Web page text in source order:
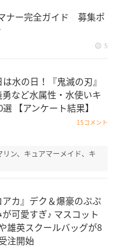
ナー完全ガイド 募集ポ
5
水の日！『鬼滅の刃』
勇など水属性・水使いキ
【アンケート結果】
15コメント
ン、キュアマーメイド、キ
アカ』デク＆爆豪のぷぷ
が可愛すぎ♪ マスコット
雄英スクールバッグが8
注開始